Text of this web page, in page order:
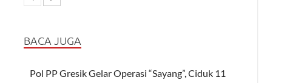
BACA JUGA
Pol PP Gresik Gelar Operasi “Sayang”, Ciduk 11